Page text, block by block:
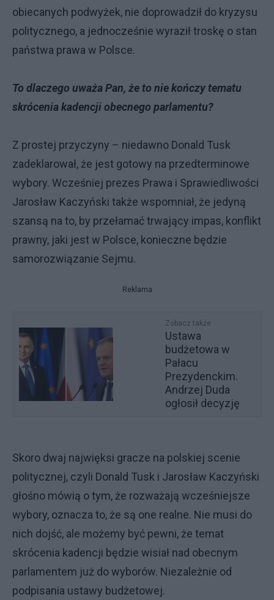
obiecanych podwyżek, nie doprowadził do kryzysu
politycznego, a jednocześnie wyraził troskę o stan
państwa prawa w Polsce.
To dlaczego uważa Pan, że to nie kończy tematu
skrócenia kadencji obecnego parlamentu?
Z prostej przyczyny – niedawno Donald Tusk
zadeklarował, że jest gotowy na przedterminowe
wybory. Wcześniej prezes Prawa i Sprawiedliwości
Jarosław Kaczyński także wspomniał, że jedyną
szansą na to, by przełamać trwający impas, konflikt
prawny, jaki jest w Polsce, konieczne będzie
samorozwiązanie Sejmu.
Reklama
Zobacz także
Ustawa
budżetowa w
Pałacu
Prezydenckim.
Andrzej Duda
ogłosił decyzję
Skoro dwaj najwięksi gracze na polskiej scenie
politycznej, czyli Donald Tusk i Jarosław Kaczyński
głośno mówią o tym, że rozważają wcześniejsze
wybory, oznacza to, że są one realne. Nie musi do
nich dojść, ale możemy być pewni, że temat
skrócenia kadencji będzie wisiał nad obecnym
parlamentem już do wyborów. Niezależnie od
podpisania ustawy budżetowej.